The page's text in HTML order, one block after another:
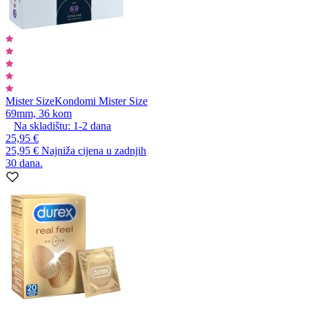
Mister SizeKondomi Mister Size
69mm, 36 kom
Na skladištu: 1-2 dana
25,95 €
25,95 € Najniža cijena u zadnjih
30 dana.